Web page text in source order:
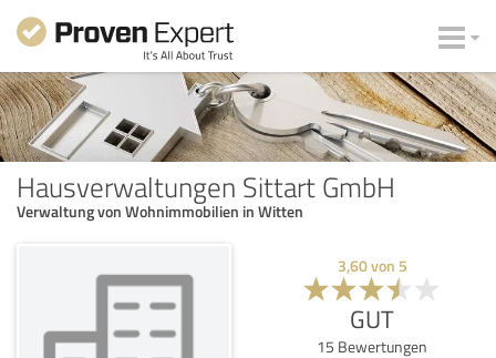
Hausverwaltungen Sittart GmbH
Verwaltung von Wohnimmobilien in Witten
3,60von 5
GUT
15 Bewertungen